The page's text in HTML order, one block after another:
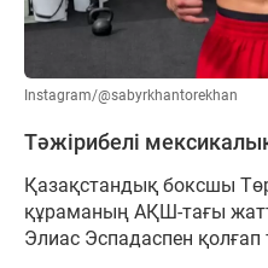
Instagram/@sabyrkhantorekhan
Тәжірибелі
Қазақстандық боксшы
құраманың АҚШ-тағы
Элиас Эспадаспен қолғап